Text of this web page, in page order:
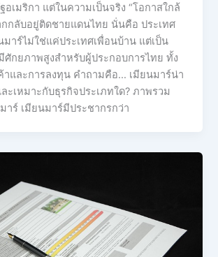
อเมริกา แต่ในความเป็นจริง “โอกาสใกล้
กลับอยู่ติดชายแดนไทย นั่นคือ ประเทศ
มาร์ไม่ใช่แค่ประเทศเพื่อนบ้าน แต่เป็น
กยภาพสูงสำหรับผู้ประกอบการไทย ทั้ง
าและการลงทุน คำถามคือ… เมียนมาร์น่า
ะเหมาะกับธุรกิจประเภทใด? ภาพรวม
าร์ เมียนมาร์มีประชากรกว่า